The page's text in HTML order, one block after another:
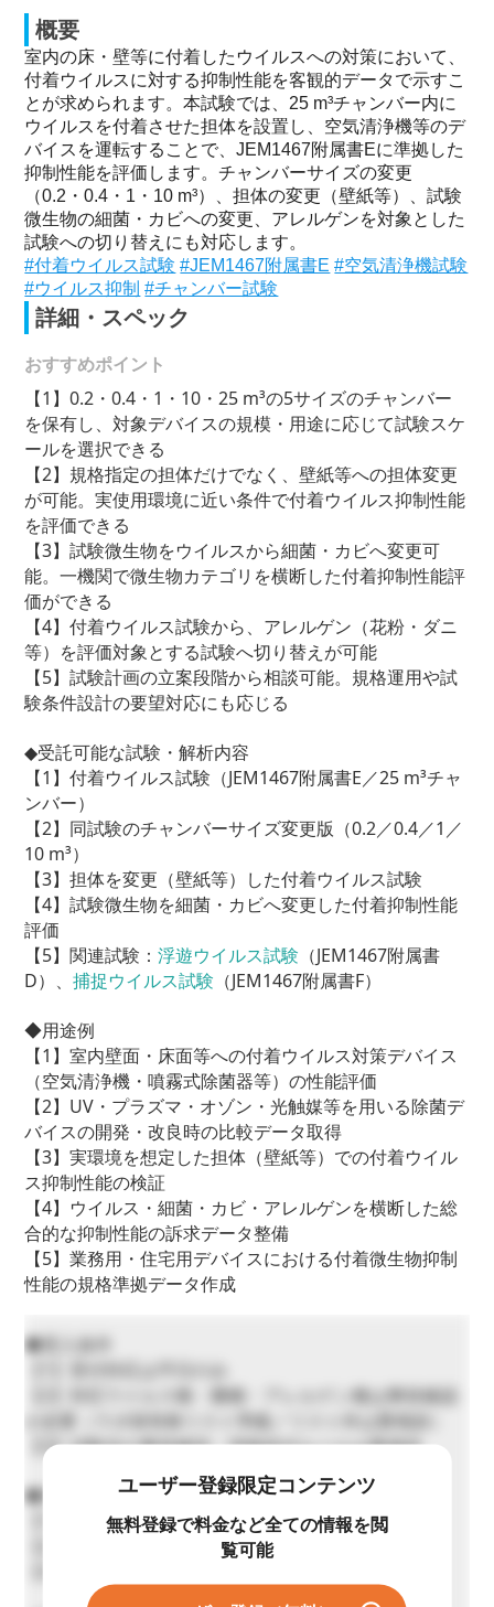
概要
室内の床・壁等に付着したウイルスへの対策において、
付着ウイルスに対する抑制性能を客観的データで示すこ
とが求められます。本試験では、25 m³チャンバー内に
ウイルスを付着させた担体を設置し、空気清浄機等のデ
バイスを運転することで、JEM1467附属書Eに準拠した
抑制性能を評価します。チャンバーサイズの変更
（0.2・0.4・1・10 m³）、担体の変更（壁紙等）、試験
微生物の細菌・カビへの変更、アレルゲンを対象とした
試験への切り替えにも対応します。
#付着ウイルス試験 #JEM1467附属書E #空気清浄機試験
#ウイルス抑制 #チャンバー試験
詳細・スペック
おすすめポイント
【1】0.2・0.4・1・10・25 m³の5サイズのチャンバー
を保有し、対象デバイスの規模・用途に応じて試験スケ
ールを選択できる
【2】規格指定の担体だけでなく、壁紙等への担体変更
が可能。実使用環境に近い条件で付着ウイルス抑制性能
を評価できる
【3】試験微生物をウイルスから細菌・カビへ変更可
能。一機関で微生物カテゴリを横断した付着抑制性能評
価ができる
【4】付着ウイルス試験から、アレルゲン（花粉・ダニ
等）を評価対象とする試験へ切り替えが可能
【5】試験計画の立案段階から相談可能。規格運用や試
験条件設計の要望対応にも応じる
◆受託可能な試験・解析内容
【1】付着ウイルス試験（JEM1467附属書E／25 m³チャ
ンバー）
【2】同試験のチャンバーサイズ変更版（0.2／0.4／1／
10 m³）
【3】担体を変更（壁紙等）した付着ウイルス試験
【4】試験微生物を細菌・カビへ変更した付着抑制性能
評価
【5】関連試験：浮遊ウイルス試験 （JEM1467附属書
D）、捕捉ウイルス試験 （JEM1467附属書F）
◆用途例
【1】室内壁面・床面等への付着ウイルス対策デバイス
（空気清浄機・噴霧式除菌器等）の性能評価
【2】UV・プラズマ・オゾン・光触媒等を用いる除菌デ
バイスの開発・改良時の比較データ取得
【3】実環境を想定した担体（壁紙等）での付着ウイル
ス抑制性能の検証
【4】ウイルス・細菌・カビ・アレルゲンを横断した総
合的な抑制性能の訴求データ整備
【5】業務用・住宅用デバイスにおける付着微生物抑制
性能の規格準拠データ作成
◆受入条件
【2】対応ウイルス種・菌種・アレルゲン種は事前確認
が必要（ラボ保有株リスト準拠／リスト外は要相談）
【3】試験品の事前確認・現物送付ルールは要相談
◆対応できないこと
【1】営業時間外（土日祝・夜間）の試験実施は不可
【2】臨床検体の取り扱い不可
ユーザー登録限定コンテンツ
無料登録で料金など全ての情報を閲
覧可能